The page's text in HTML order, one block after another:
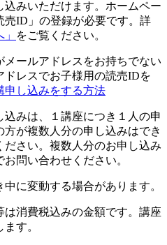
みいただけます。ホームペー
売ID」の登録が必要です。詳
をご覧ください。
ールアドレスをお持ちでない
レスでお子様用の読売IDを
申し込みをする方法
みは、１講座につき１人の申
が複数人分の申し込みはでき
ださい。複数人分のお申し込み
問い合わせください。
に変動する場合があります。
消費税込みの金額です。講座
す。